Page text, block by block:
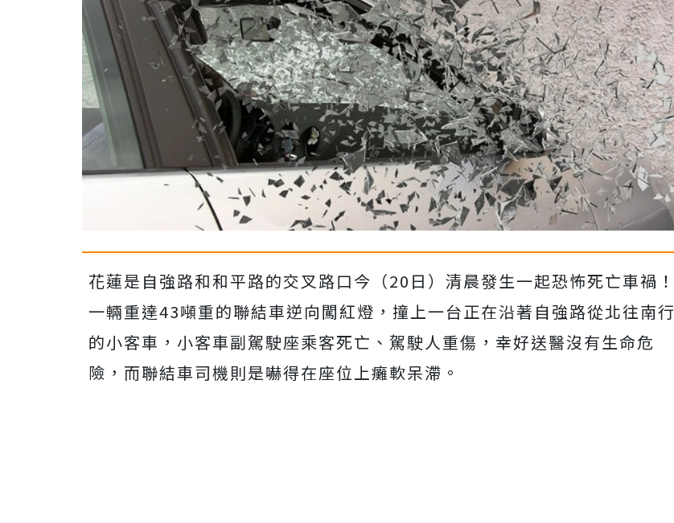
花蓮是自強路和和平路的交叉路口今（20 日）清晨發生一起恐怖死亡車禍！
一輛重達43噸重的聯結車逆向闖紅燈，撞上一台正在沿著自強路從北往南行
的小客車，小客車副駕駛座乘客死亡、駕駛人重傷，幸好送醫沒有生命危
險，而聯結車司機則是嚇得在座位上癱軟呆滯。